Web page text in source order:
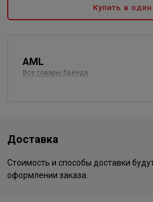
Купить в
AML
Все товары бренда
Доставка
Стоимость и способы доставки
оформлении заказа.